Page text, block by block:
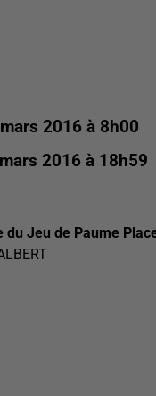
2016 à 8h00
2016 à 18h59
du Jeu de Paume